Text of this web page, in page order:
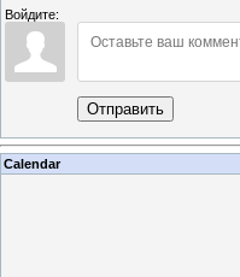
Войдите:
Отправить
Calendar